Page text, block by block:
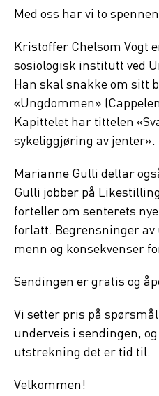
Med oss har vi to
Kristoffer Chelsom Vogt
sosiologisk institutt ved
Han skal snakke om sitt
«Ungdommen»
Kapittelet har tittelen
sykeliggjøring av jenter».
Marianne Gulli deltar
Gulli jobber på
forteller om senterets
forlatt. Begrensninger
menn og konsekvenser
Sendingen er gratis og
Vi setter pris på
underveis i sendingen,
utstrekning det er tid til.
Velkommen!